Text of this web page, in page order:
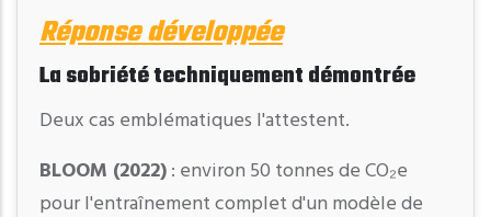
Réponse développée
La sobriété techniquement démontrée
Deux cas emblématiques l'attestent.
BLOOM (2022): environ 50 tonnes de CO₂e
pour l'entraînement complet d'un modèle de